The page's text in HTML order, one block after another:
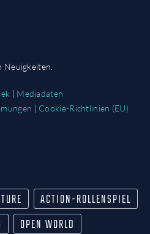
Neuigkeiten.
| Mediadaten
| Cookie-Richtlinien (EU)
ACTION-ROLLENSPIEL
OPEN WORLD